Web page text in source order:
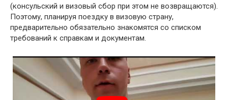
(консульский и визовый сбор при этом не возвращаются).
Поэтому, планируя поездку в визовую страну,
предварительно обязательно знакомятся со списком
требований к справкам и документам.